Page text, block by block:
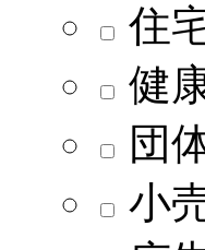
住
健
団
小